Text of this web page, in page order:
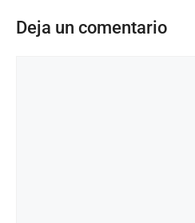
Deja un comentario